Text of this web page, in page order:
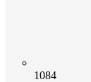
1084